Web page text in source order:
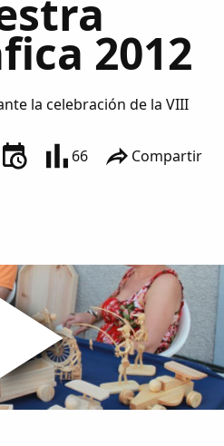
2012
la celebración de la VIII
66
Compartir